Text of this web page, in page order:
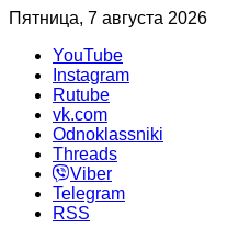
Пятница, 7 августа 2026
YouTube
Instagram
Rutube
vk.com
Odnoklassniki
Threads
Viber
Telegram
RSS